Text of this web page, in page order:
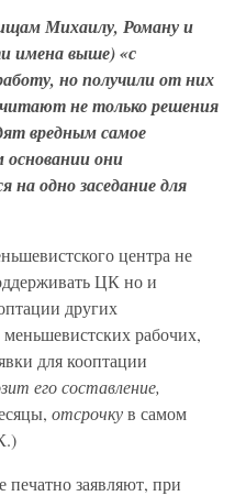
Михаилу, Роману и
имена выше) «с
но получили от них
не только решения
вредным самое
они
одно заседание для
центра не
ЦК но и
других
рабочих,
для кооптации
его составление,
отсрочкув самом
заявляют, при